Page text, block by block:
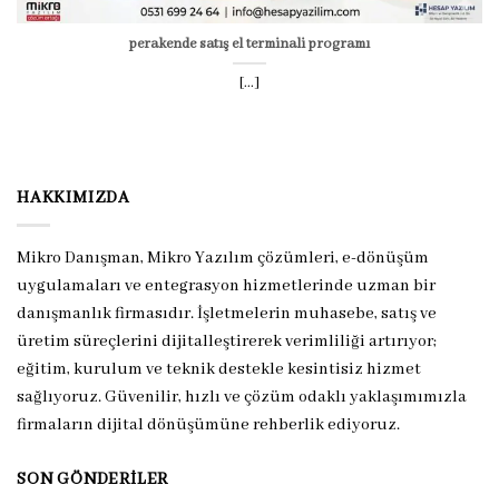
perakende satış el terminali programı
[...]
HAKKIMIZDA
Mikro Danışman, Mikro Yazılım çözümleri, e-dönüşüm
uygulamaları ve entegrasyon hizmetlerinde uzman bir
danışmanlık firmasıdır. İşletmelerin muhasebe, satış ve
üretim süreçlerini dijitalleştirerek verimliliği artırıyor;
eğitim, kurulum ve teknik destekle kesintisiz hizmet
sağlıyoruz. Güvenilir, hızlı ve çözüm odaklı yaklaşımımızla
firmaların dijital dönüşümüne rehberlik ediyoruz.
SON GÖNDERILER